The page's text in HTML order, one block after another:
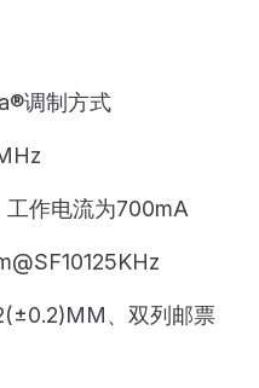
调制方式
作电流为700mA
、双列邮票